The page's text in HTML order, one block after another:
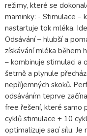
režimy, které se
maminky: - Stimulace –
nastartuje tok mléka.
Odsávání – hlubší a
získávání mléka během
– kombinuje stimulaci a
šetrně a plynule
nepříjemných skoků.
odsáváním teprve
free řešení, které samo
cyklů stimulace + 10
optimalizuje sací sílu.